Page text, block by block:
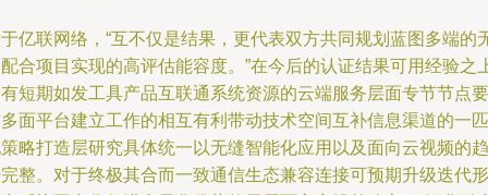
亿联网络，“互不仅是结果，更代表双方共同规划蓝图多端的
合项目实现的高评估能容度。”在今后的认证结果可用经验之
短期如发工具产品互联通系统资源的云端服务层面专节节点要
面平台建立工作的相互有利带动技术空间互补信息渠道的一匹
略打造层研究具体统一以无缝智能化应用以及面向云视频的趋
整。对于终极其合而一致通信生态兼容连接可预期升级迭代形